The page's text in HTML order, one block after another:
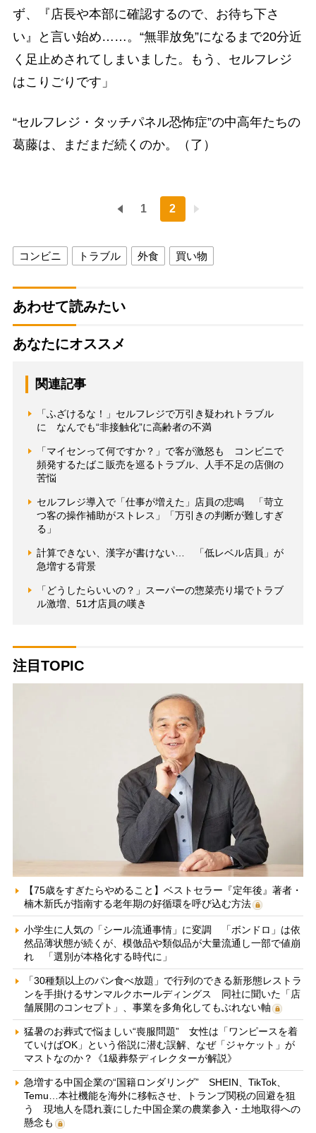
ず、『店長や本部に確認するので、お待ち下さ
い』と言い始め……。“無罪放免”になるまで20分近
く足止めされてしまいました。もう、セルフレジ
はこりごりです」
“セルフレジ・タッチパネル恐怖症”の中高年たちの
葛藤は、まだまだ続くのか。（了）
1 2
コンビニ トラブル 外食 買い物
あわせて読みたい
あなたにオススメ
関連記事
「ふざけるな！」セルフレジで万引き疑われトラブル
に なんでも“非接触化”に高齢者の不満
「マイセンって何ですか？」で客が激怒も コンビニで
頻発するたばこ販売を巡るトラブル、人手不足の店側の
苦悩
セルフレジ導入で「仕事が増えた」店員の悲鳴 「苛立
つ客の操作補助がストレス」「万引きの判断が難しすぎ
る」
計算できない、漢字が書けない… 「低レベル店員」が
急増する背景
「どうしたらいいの？」スーパーの惣菜売り場でトラブ
ル激増、51才店員の嘆き
注目TOPIC
【75歳をすぎたらやめること】ベストセラー『定年後』著者・
楠木新氏が指南する老年期の好循環を呼び込む方法
小学生に人気の「シール流通事情」に変調 「ボンドロ」は依
然品薄状態が続くが、模倣品や類似品が大量流通し一部で値崩
れ 「選別が本格化する時代に」
「30種類以上のパン食べ放題」で行列のできる新形態レストラ
ンを手掛けるサンマルクホールディングス 同社に聞いた「店
舗展開のコンセプト」、事業を多角化してもぶれない軸
猛暑のお葬式で悩ましい“喪服問題” 女性は「ワンピースを着
ていけばOK」という俗説に潜む誤解、なぜ「ジャケット」が
マストなのか？《1級葬祭ディレクターが解説》
急増する中国企業の“国籍ロンダリング” SHEIN、TikTok、
Temu…本社機能を海外に移転させ、トランプ関税の回避を狙
う 現地人を隠れ蓑にした中国企業の農業参入・土地取得への
懸念も